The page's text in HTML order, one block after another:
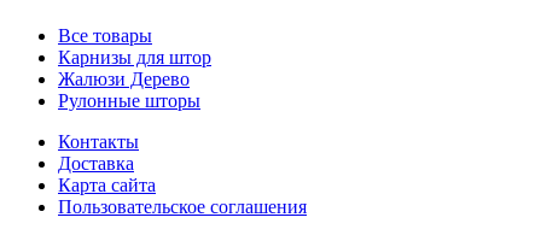
Все товары
Карнизы для штор
Жалюзи Дерево
Рулонные шторы
Контакты
Доставка
Карта сайта
Пользовательское соглашения